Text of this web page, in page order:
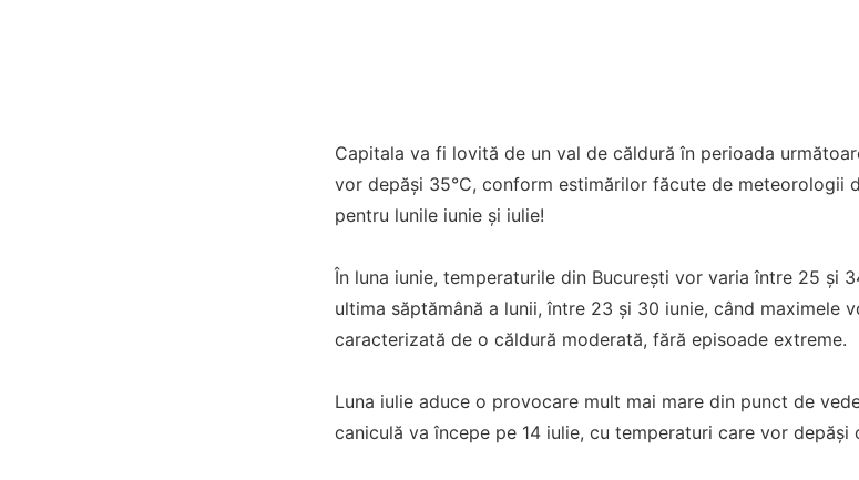
Capitala va fi lovită de un val de căldură în perioada
vor depăși 35°C, conform estimărilor făcute de meteorologii
pentru lunile iunie și iulie!
În luna iunie, temperaturile din București vor varia între 25 și
ultima săptămână a lunii, între 23 și 30 iunie, când maximele
caracterizată de o căldură moderată, fără episoade extreme.
Luna iulie aduce o provocare mult mai mare din punct de
caniculă va începe pe 14 iulie, cu temperaturi care vor depăși